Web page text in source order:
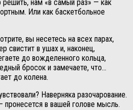
решить, нам «в самый раз» — как
Или как баскетбольное
вы несетесь на всех парах,
свистит в ушах и, наконец,
до вожделенного кольца,
бросок и замечаете, что…
до колена.
Наверняка разочарование.
пронесется в вашей голове мысль.